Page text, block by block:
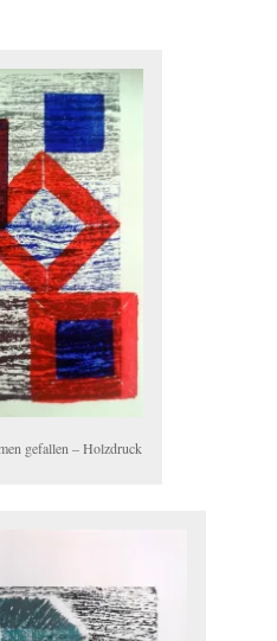
gefallen – Holzdruck